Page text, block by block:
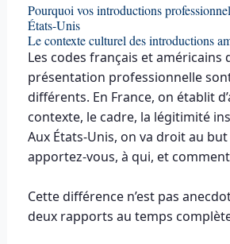
Pourquoi vos introductions
États-Unis
Le contexte culturel des introductions
Les codes français et américains
présentation professionnelle
différents. En France, on établit
contexte, le cadre, la légitimité
Aux États-Unis, on va droit au
apportez-vous, à qui, et
Cette différence n’est pas
deux rapports au temps